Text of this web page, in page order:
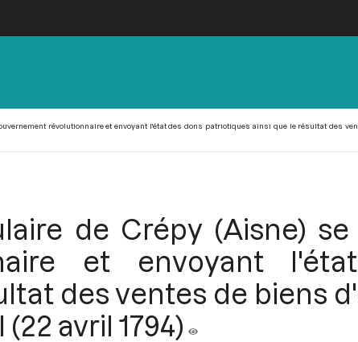
révolutionnaire et envoyant l'état des dons patriotiques ainsi que le résultat des
de Crépy (Aisne)
et envoyant
des ventes de biens
avril 1794)